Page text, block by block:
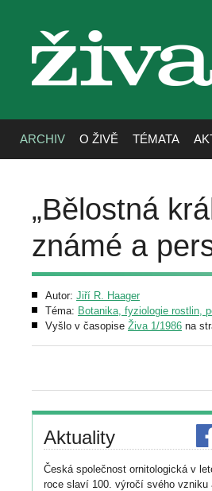
živa
ARCHIV O ŽIVĚ TÉMATA
„Bělostná
známé a
Autor: Jiří R. Haager
Téma: Botanika, fyziologie rostlin,
Vyšlo v časopise Živa 1/1986 na
Aktuality
Česká společnost ornitologická v
roce slaví 100. výročí svého vzniku